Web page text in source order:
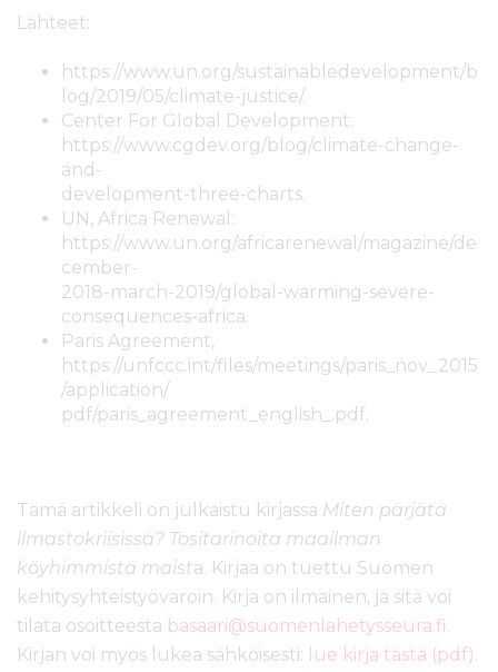
Lähteet:
https://www.un.org/sustainabledevelopment/b
log/2019/05/climate-justice/.
Center For Global Development:
https://www.cgdev.org/blog/climate-change-
and-
development-three-charts.
UN, Africa Renewal:
https://www.un.org/africarenewal/magazine/de
cember-
2018-march-2019/global-warming-severe-
consequences-africa.
Paris Agreement,
https://unfccc.int/files/meetings/paris_nov_2015
/application/
pdf/paris_agreement_english_.pdf.
Tämä artikkeli on julkaistu kirjassa Miten pärjätä
ilmastokriisissä? Tositarinoita maailman
köyhimmistä maista. Kirjaa on tuettu Suomen
kehitysyhteistyövaroin. Kirja on ilmainen, ja sitä voi
tilata osoitteesta basaari@suomenlahetysseura.fi.
Kirjan voi myös lukea sähköisesti:
lue kirja tästä (pdf).